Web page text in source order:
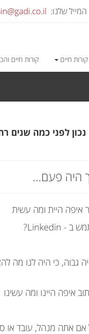
המייל שלנו:
חיים קורות חיים
לפני כמה שנים
היה פעם...
היית ומה עשית
ב - Linkedin
?
גבוה, כי היה לנו מה
איפה היינו ומה עשינו
אם אתה מנהל, עובד או